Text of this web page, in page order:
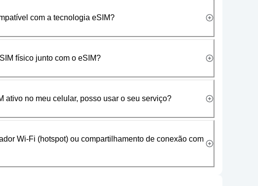
com a tecnologia eSIM?
físico junto com o eSIM?
ativo no meu celular, posso usar o seu serviço?
Wi-Fi (hotspot) ou compartilhamento de conexão com